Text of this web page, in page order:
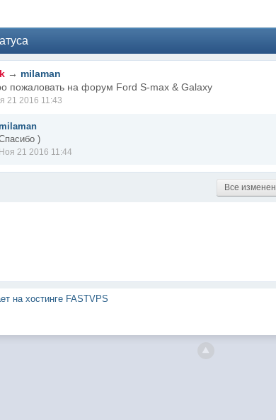
→ milaman
пожаловать на форум Ford S-max & Galaxy
21 2016 11:43
)
Ноя 21 2016 11:44
Все
на хостинге FASTVPS